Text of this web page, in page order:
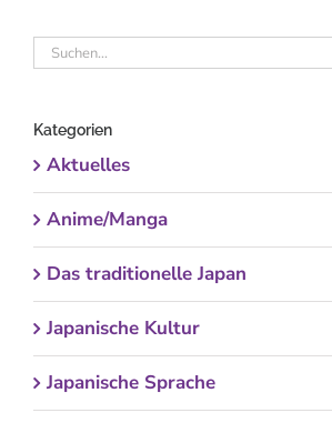
Suche
Kategorien
Aktuelles
Anime/Manga
Das traditionelle Japan
Japanische Kultur
Japanische Sprache